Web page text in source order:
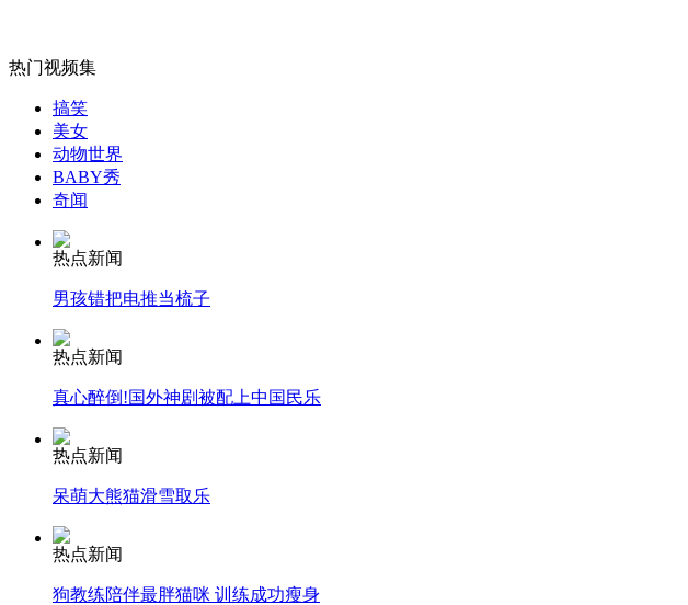
外交部：有关国家言论片面不公正
安徽一实载49人客车翻车
走！跟着总书记去植树
消防员救轻生者
纽约上演“枕头大战”
热门视频集
搞笑
美女
动物世界
BABY秀
奇闻
热点新闻
男孩错把电推当梳子
热点新闻
真心醉倒!国外神剧被配上中国民乐
热点新闻
呆萌大熊猫滑雪取乐
热点新闻
狗教练陪伴最胖猫咪 训练成功瘦身